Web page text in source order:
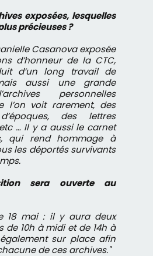
exposées, lesquelles
précieuses ?
Casanova exposée
d’honneur de la CTC,
d’un long travail de
aussi une grande
personnelles
l’on voit rarement, des
des lettres
… Il y a aussi le carnet
qui rend hommage à
les déportés survivants
sera ouverte au
18 mai : il y aura deux
de 10h à midi et de 14h à
sur place afin
de ces archives."